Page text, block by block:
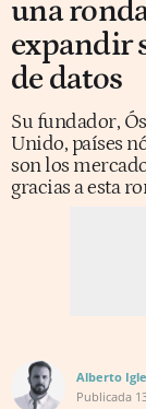
una
expandir
de datos
Su fundador,
Unido, países
son los
gracias a esta
Alberto
Publicada